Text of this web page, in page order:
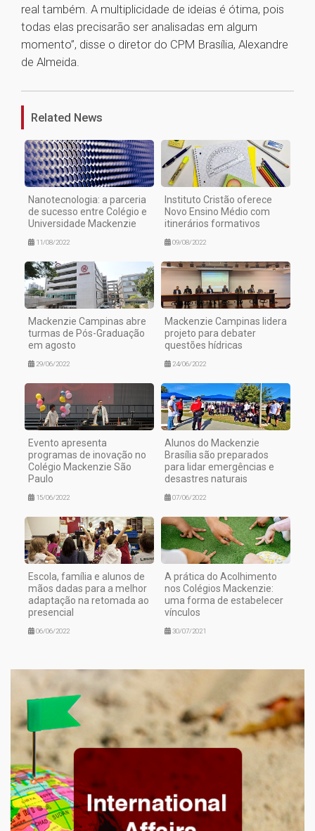
real também. A multiplicidade de ideias é ótima, pois
todas elas precisarão ser analisadas em algum
momento”, disse o diretor do CPM Brasília, Alexandre
de Almeida.
Related News
Nanotecnologia: a parceria
de sucesso entre Colégio e
Universidade Mackenzie
11/08/2022
Instituto Cristão oferece
Novo Ensino Médio com
itinerários formativos
09/08/2022
Mackenzie Campinas abre
turmas de Pós-Graduação
em agosto
29/06/2022
Mackenzie Campinas lidera
projeto para debater
questões hídricas
24/06/2022
Evento apresenta
programas de inovação no
Colégio Mackenzie São
Paulo
15/06/2022
Alunos do Mackenzie
Brasília são preparados
para lidar emergências e
desastres naturais
07/06/2022
Escola, família e alunos de
mãos dadas para a melhor
adaptação na retomada ao
presencial
06/06/2022
A prática do Acolhimento
nos Colégios Mackenzie:
uma forma de estabelecer
vínculos
30/07/2021